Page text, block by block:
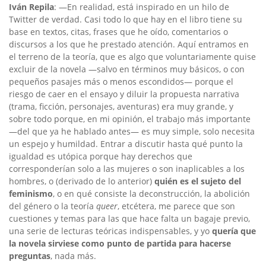
Iván Repila: —En realidad, está inspirado en un hilo de
Twitter de verdad. Casi todo lo que hay en el libro tiene su
base en textos, citas, frases que he oído, comentarios o
discursos a los que he prestado atención. Aquí entramos en
el terreno de la teoría, que es algo que voluntariamente quise
excluir de la novela —salvo en términos muy básicos, o con
pequeños pasajes más o menos escondidos— porque el
riesgo de caer en el ensayo y diluir la propuesta narrativa
(trama, ficción, personajes, aventuras) era muy grande, y
sobre todo porque, en mi opinión, el trabajo más importante
—del que ya he hablado antes— es muy simple, solo necesita
un espejo y humildad. Entrar a discutir hasta qué punto la
igualdad es utópica porque hay derechos que
corresponderían solo a las mujeres o son inaplicables a los
hombres, o (derivado de lo anterior) quién es el sujeto del
feminismo, o en qué consiste la deconstrucción, la abolición
del género o la teoría queer, etcétera, me parece que son
cuestiones y temas para las que hace falta un bagaje previo,
una serie de lecturas teóricas indispensables, y yo quería que
la novela sirviese como punto de partida para hacerse
preguntas, nada más.